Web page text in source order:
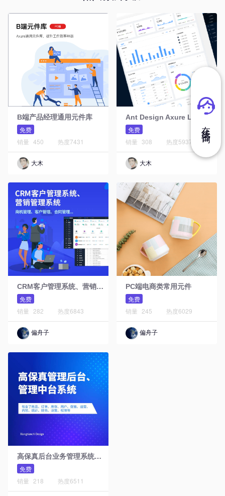
B端产品经理通用元件库
免费
销量 450 热度7431
大木
A
nt Design Axure Library元件库Web版
免费
销量 308 热度5937
大木
C
RM客户管理系统、营销管理系统
免费
销量 282 热度6843
偏舟子
PC端电商类常用元件
免费
销量 245 热度6029
偏舟子
高
保真后台业务管理系统原型模板库
免费
销量 218 热度6511